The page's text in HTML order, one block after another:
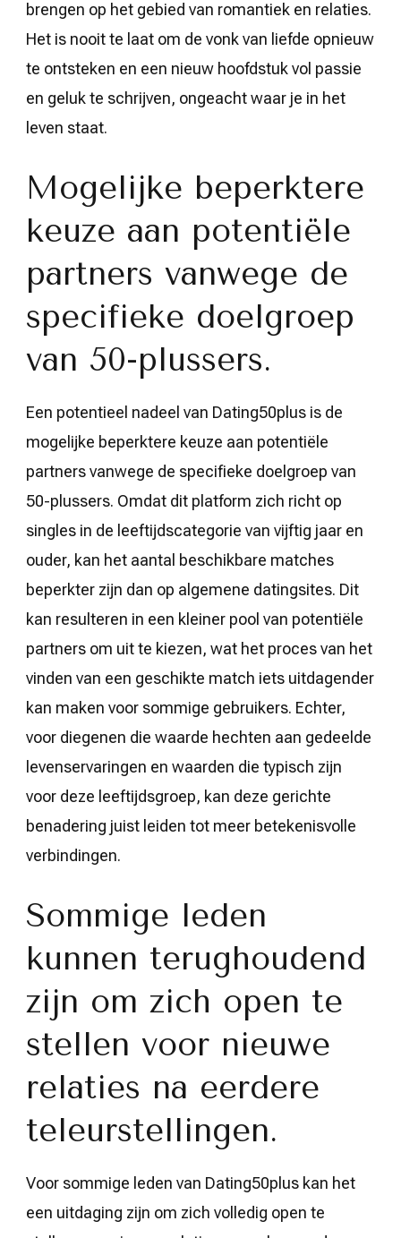
brengen op het gebied van romantiek en relaties.
Het is nooit te laat om de vonk van liefde opnieuw
te ontsteken en een nieuw hoofdstuk vol passie
en geluk te schrijven, ongeacht waar je in het
leven staat.
Mogelijke beperktere
keuze aan potentiële
partners vanwege de
specifieke doelgroep
van 50-plussers.
Een potentieel nadeel van Dating50plus is de
mogelijke beperktere keuze aan potentiële
partners vanwege de specifieke doelgroep van
50-plussers. Omdat dit platform zich richt op
singles in de leeftijdscategorie van vijftig jaar en
ouder, kan het aantal beschikbare matches
beperkter zijn dan op algemene datingsites. Dit
kan resulteren in een kleiner pool van potentiële
partners om uit te kiezen, wat het proces van het
vinden van een geschikte match iets uitdagender
kan maken voor sommige gebruikers. Echter,
voor diegenen die waarde hechten aan gedeelde
levenservaringen en waarden die typisch zijn
voor deze leeftijdsgroep, kan deze gerichte
benadering juist leiden tot meer betekenisvolle
verbindingen.
Sommige leden
kunnen terughoudend
zijn om zich open te
stellen voor nieuwe
relaties na eerdere
teleurstellingen.
Voor sommige leden van Dating50plus kan het
een uitdaging zijn om zich volledig open te